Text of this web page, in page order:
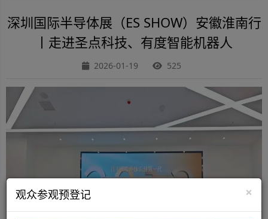
深圳国际半导体展（ES SHOW）安徽淮南行
丨走进圣点科技、有度智能机器人
2026-01-19 525
×
观众参观预登记